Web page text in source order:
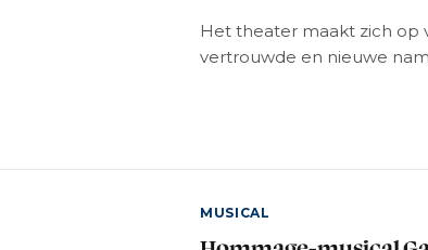
Het theater maakt zich op
vertrouwde en nieuwe
MUSICAL